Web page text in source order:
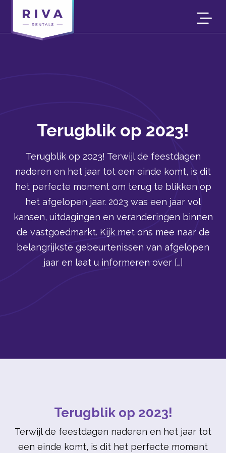
Terugblik op 2023!
Terugblik op 2023! Terwijl de feestdagen
naderen en het jaar tot een einde komt, is dit
het perfecte moment om terug te blikken op
het afgelopen jaar. 2023 was een jaar vol
kansen, uitdagingen en veranderingen binnen
de vastgoedmarkt. Kijk met ons mee naar de
belangrijkste gebeurtenissen van afgelopen
jaar en laat u informeren over […]
Terugblik op 2023!
Terwijl de feestdagen naderen en het jaar tot
een einde komt, is dit het perfecte moment